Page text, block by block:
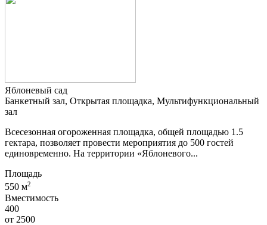
Яблоневый сад
Банкетный зал, Открытая площадка, Мультифункциональный
зал
Всесезонная огороженная площадка, общей площадью 1.5
гектара, позволяет провести мероприятия до 500 гостей
единовременно. На территории «Яблоневого...
Площадь
550 м2
Вместимость
400
от 2500